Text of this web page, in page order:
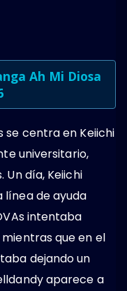
Ah Mi Diosa
se centra en Keiichi
universitario,
día, Keiichi
de ayuda
intentaba
que en el
dejando un
aparece a